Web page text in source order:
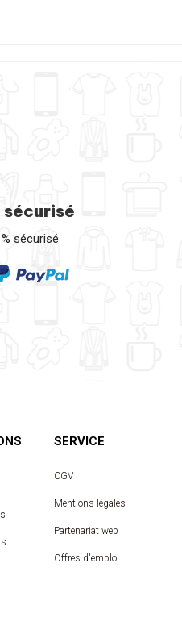
sécurisé
SERVICE
CGV
Mentions légales
Partenariat web
Offres d'emploi